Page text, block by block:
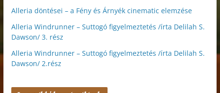
Alleria döntései – a Fény és Árnyék cinematic elemzése
Alleria Windrunner – Suttogó figyelmeztetés /írta Delilah S.
Dawson/ 3. rész
Alleria Windrunner – Suttogó figyelmeztetés /írta Delilah S.
Dawson/ 2.rész